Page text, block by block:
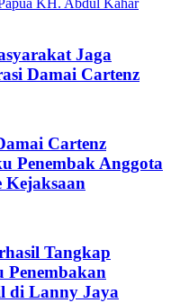
Jaga
Damai Cartenz
Cartenz
Penembak Anggota
Tangkap
Penembakan
di Lanny Jaya